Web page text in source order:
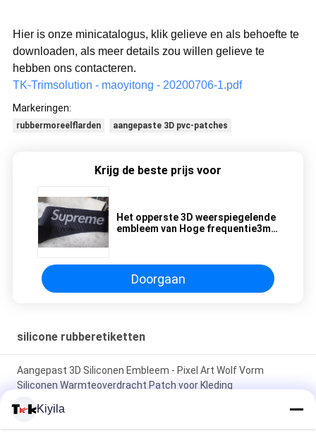
Hier is onze minicatalogus, klik gelieve en als behoefte te
downloaden, als meer details zou willen gelieve te
hebben ons contacteren.
TK-Trimsolution - maoyitong - 20200706-1.pdf
Markeringen:
rubbermoreelflarden aangepaste 3D pvc-patches
Krijg de beste prijs voor
Het opperste 3D weerspiegelende
embleem van Hoge frequentie3m
Doorgaan
silicone rubberetiketten
Aangepast 3D Siliconen Embleem - Pixel Art Wolf Vorm
Siliconen Warmteoverdracht Patch voor Kleding
Op maat gemaakte groothandel van siliconen badges -
Cartoon Animal / merk logo patches voor kledingstuk rugzak
Kiyila